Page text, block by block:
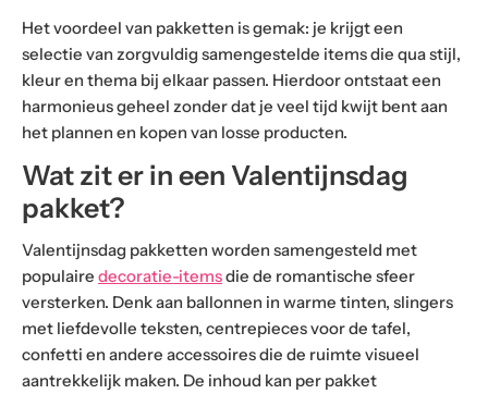
Het voordeel van pakketten is gemak: je krijgt een
selectie van zorgvuldig samengestelde items die qua stijl,
kleur en thema bij elkaar passen. Hierdoor ontstaat een
harmonieus geheel zonder dat je veel tijd kwijt bent aan
het plannen en kopen van losse producten.
Wat zit er in een Valentijnsdag
pakket?
Valentijnsdag pakketten worden samengesteld met
populaire decoratie-itemsdie de romantische sfeer
versterken. Denk aan ballonnen in warme tinten, slingers
met liefdevolle teksten, centrepieces voor de tafel,
confetti en andere accessoires die de ruimte visueel
aantrekkelijk maken. De inhoud kan per pakket